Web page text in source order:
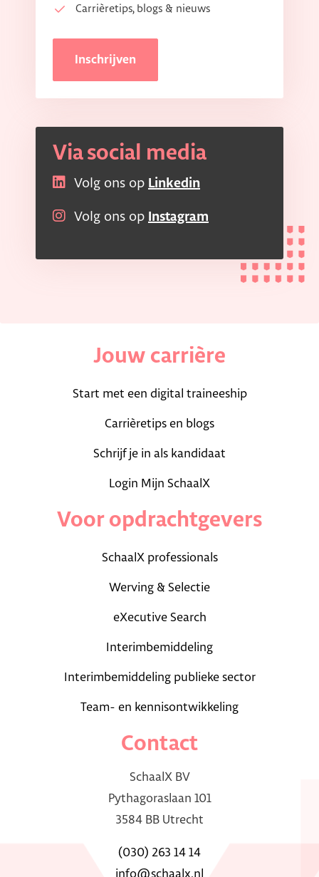
Carrièretips, blogs & nieuws
Inschrijven
Via social media
Volg ons op Linkedin
Volg ons op Instagram
Jouw carrière
Start met een digital traineeship
Carrièretips en blogs
Schrijf je in als kandidaat
Login Mijn SchaalX
Voor opdrachtgevers
SchaalX professionals
Werving & Selectie
eXecutive Search
Interimbemiddeling
Interimbemiddeling publieke sector
Team- en kennisontwikkeling
Contact
SchaalX BV
Pythagoraslaan 101
3584 BB Utrecht
(030) 263 14 14
info@schaalx.nl